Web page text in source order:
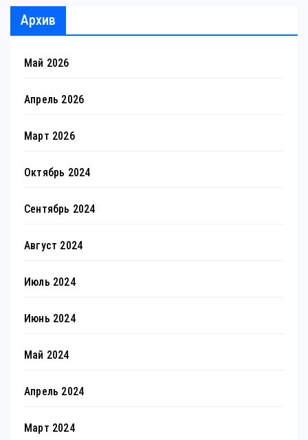
Архив
Май 2026
Апрель 2026
Март 2026
Октябрь 2024
Сентябрь 2024
Август 2024
Июль 2024
Июнь 2024
Май 2024
Апрель 2024
Март 2024